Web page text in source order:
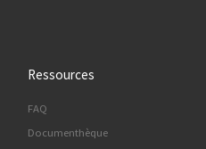
Ressources
FAQ
Documenthèque